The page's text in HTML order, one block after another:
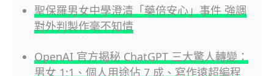
聖保羅男女中學澄清「藥倍安心」事件 強調
對外判製作毫不知情
OpenAI 官方揭秘 ChatGPT 三大驚人轉變：
男女 1:1、個人用途佔 7 成、寫作遠超編程